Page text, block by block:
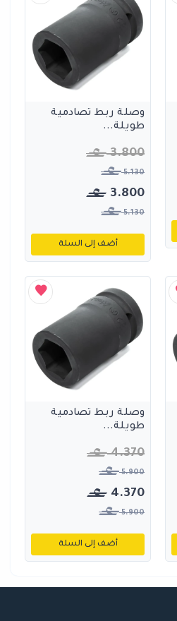
وصلة ربط تصادمية
طويلة...
3.800
5.130
3.800
5.130
أضف إلى السلة
وصلة ربط تصادمية
طويلة...
4.370
5.900
4.370
5.900
أضف إلى السلة